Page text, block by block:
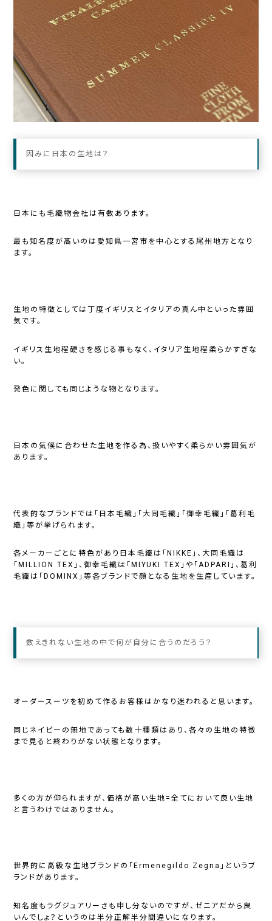
因みに日本の生地は？
日本にも毛織物会社は有数あります。
最も知名度が高いのは愛知県一宮市を中心とする尾州地方となり
ます。
生地の特徴としては丁度イギリスとイタリアの真ん中といった雰囲
気です。
イギリス生地程硬さを感じる事もなく、イタリア生地程柔らかすぎな
い。
発色に関しても同じような物となります。
日本の気候に合わせた生地を作る為、扱いやすく柔らかい雰囲気が
あります。
代表的なブランドでは「日本毛織」「大同毛織」「御幸毛織」「葛利毛
織」等が挙げられます。
各メーカーごとに特色があり日本毛織は「NIKKE」、大同毛織は
「MILLION TEX」、御幸毛織は「MIYUKI TEX」や「ADPARI」、葛利
毛織は「DOMINX」等各ブランドで顔となる生地を生産しています。
数えきれない生地の中で何が自分に合うのだろう？
オーダースーツを初めて作るお客様はかなり迷われると思います。
同じネイビーの無地であっても数十種類はあり、各々の生地の特徴
まで見ると終わりがない状態となります。
多くの方が仰られますが、価格が高い生地=全てにおいて良い生地
と言うわけではありません。
世界的に高級な生地ブランドの「Ermenegildo Zegna」というブ
ランドがあります。
知名度もラグジュアリーさも申し分ないのですが、ゼニアだから良
いんでしょ？というのは半分正解半分間違いになります。